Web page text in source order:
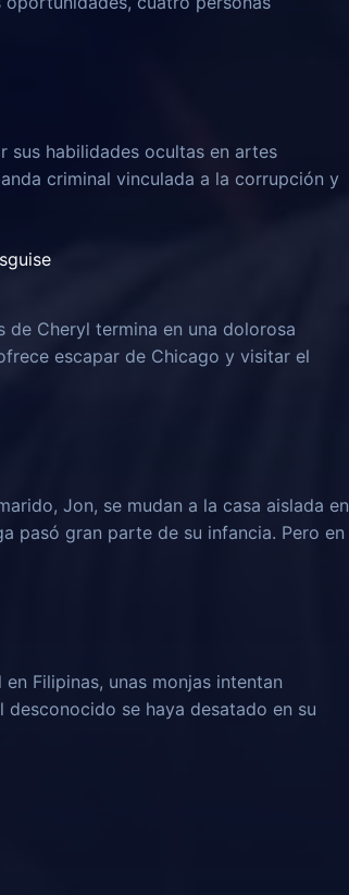
sus habilidades ocultas en artes
criminal vinculada a la corrupción y
de Cheryl termina en una dolorosa
escapar de Chicago y visitar el
Jon, se mudan a la casa aislada en
pasó gran parte de su infancia. Pero en
Filipinas, unas monjas intentan
se haya desatado en su